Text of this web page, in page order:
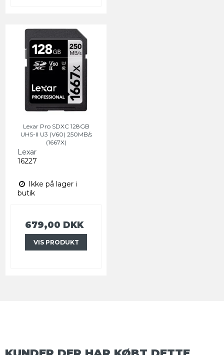
Lexar Pro SDXC 128GB
UHS-II U3 (V60) 250MB/s
(1667X)
Lexar
16227
Ikke på lager i
butik
679,00 DKK
VIS PRODUKT